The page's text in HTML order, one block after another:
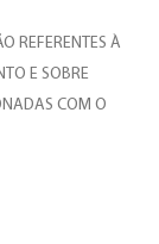
REFERENTES À
E SOBRE
COM O